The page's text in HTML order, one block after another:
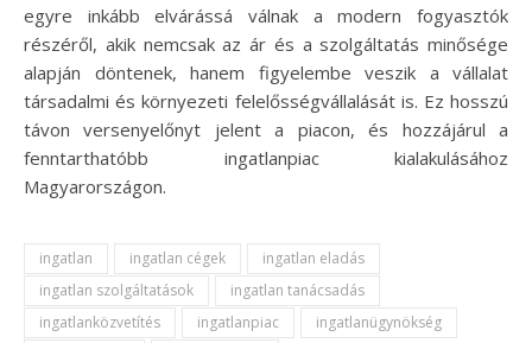
egyre inkább elvárássá válnak a modern fogyasztók
részéről, akik nemcsak az ár és a szolgáltatás minősége
alapján döntenek, hanem figyelembe veszik a vállalat
társadalmi és környezeti felelősségvállalását is. Ez hosszú
távon versenyelőnyt jelent a piacon, és hozzájárul a
fenntarthatóbb ingatlanpiac kialakulásához
Magyarországon.
ingatlan ingatlan cégek
ingatlan eladás
ingatlan szolgáltatások
ingatlan tanácsadás
ingatlanközvetítés
ingatlanpiac
ingatlanügynökség